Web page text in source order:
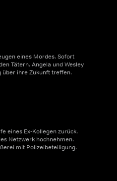
eines Mordes. Sofort
Tätern. Angela und Wesley
über ihre Zukunft treffen.
eines Ex-Kollegen zurück.
Netzwerk hochnehmen.
mit Polizeibeteiligung.